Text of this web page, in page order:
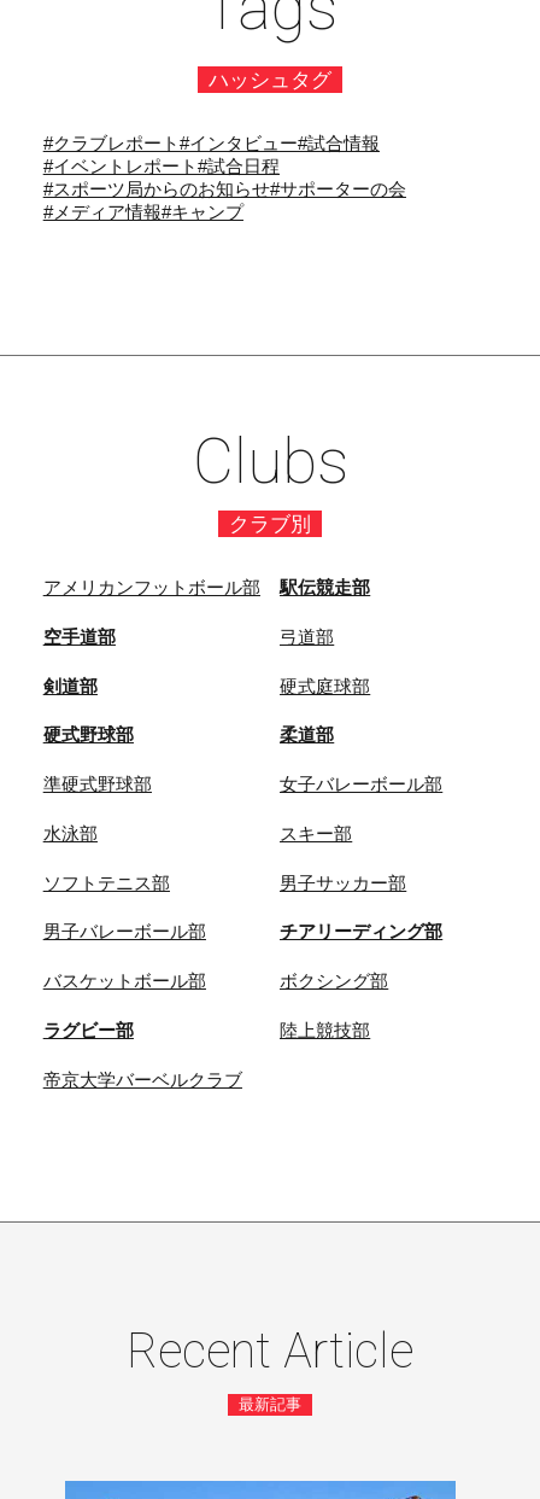
ハッシュタグ
#クラブレポート#インタビュー#試合情報
#イベントレポート#試合日程
#スポーツ局からのお知らせ#サポーターの会
#メディア情報#キャンプ
Clubs
クラブ別
アメリカンフットボール部 駅伝競走部
空手道部 弓道部
剣道部 硬式庭球部
硬式野球部 柔道部
準硬式野球部 女子バレーボール部
水泳部 スキー部
ソフトテニス部 男子サッカー部
男子バレーボール部 チアリーディング部
バスケットボール部 ボクシング部
ラグビー部 陸上競技部
帝京大学バーベルクラブ
Recent Article
最新記事